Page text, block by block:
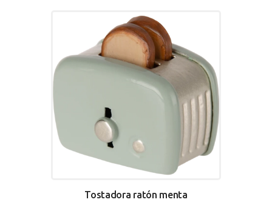
BUY NOW
Tostadora ratón menta